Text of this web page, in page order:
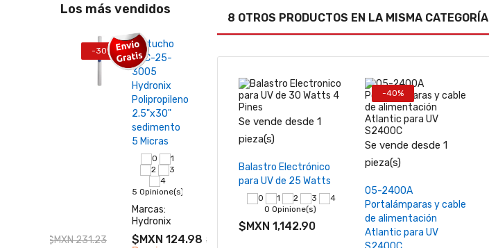
Los más vendidos
$MXN 231.23
-30%
Cartucho
SDC-25-
3005
Hydronix
Polipropileno
2.5"x30"
sedimento
5 Micras
5 Opinione(s)
Marcas:
Hydronix
$MXN 124.98 $MXN 178.55
y Carbón
ECS-34
ECOSMART
Compacto
22 Opinione(s)
Marcas:
EcoSmart
$MXN 14,554.64 $MXN 26,462.99
8 OTROS PRODUCTOS EN LA MISMA CATEGORÍA
Se vende desde 1
pieza(s)Seleccionar
opciones
Balastro Electrónico
para UV de 25 Watts
0 Opinione(s)
$MXN 1,142.90
-40%
Se vende desde 1
pieza(s)
−
Añadir al carrito
05-2400A
Portalámparas y cable
de alimentación
Atlantic para UV